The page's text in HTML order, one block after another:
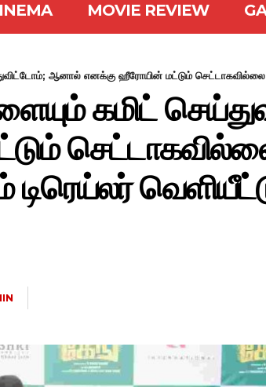
MOVIE REVIEW
ஆனால் எனக்கு ஹீரோயின் மட்டும்
கமிட்
செட்டாகவில்லை!